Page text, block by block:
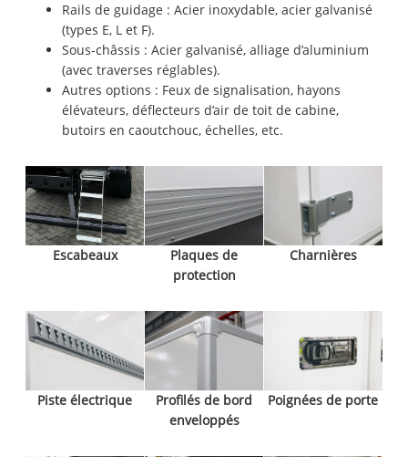
Rails de guidage : Acier inoxydable, acier galvanisé
(types E, L et F).
Sous-châssis : Acier galvanisé, alliage d’aluminium
(avec traverses réglables).
Autres options : Feux de signalisation, hayons
élévateurs, déflecteurs d’air de toit de cabine,
butoirs en caoutchouc, échelles, etc.
Escabeaux
Plaques de
protection
Charnières
Piste électrique
Profilés de bord
enveloppés
Poignées de porte